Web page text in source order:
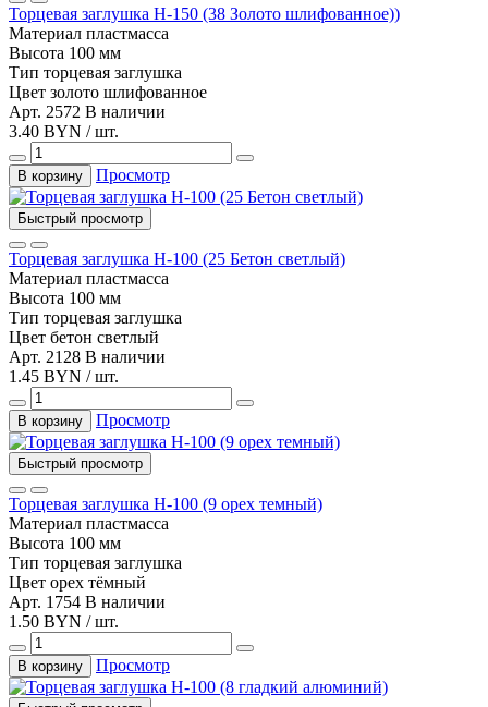
Торцевая заглушка Н-150 (38 Золото шлифованное))
Материал пластмасса
Высота 100 мм
Тип торцевая заглушка
Цвет золото шлифованное
Арт. 2572 В наличии
3.40 BYN / шт.
В корзину Просмотр
Быстрый просмотр
Торцевая заглушка Н-100 (25 Бетон светлый)
Материал пластмасса
Высота 100 мм
Тип торцевая заглушка
Цвет бетон светлый
Арт. 2128 В наличии
1.45 BYN / шт.
В корзину Просмотр
Быстрый просмотр
Торцевая заглушка Н-100 (9 орех темный)
Материал пластмасса
Высота 100 мм
Тип торцевая заглушка
Цвет орех тёмный
Арт. 1754 В наличии
1.50 BYN / шт.
В корзину Просмотр